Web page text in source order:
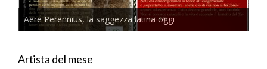
Aere Perennius, la saggezza latina oggi
Artista del mese